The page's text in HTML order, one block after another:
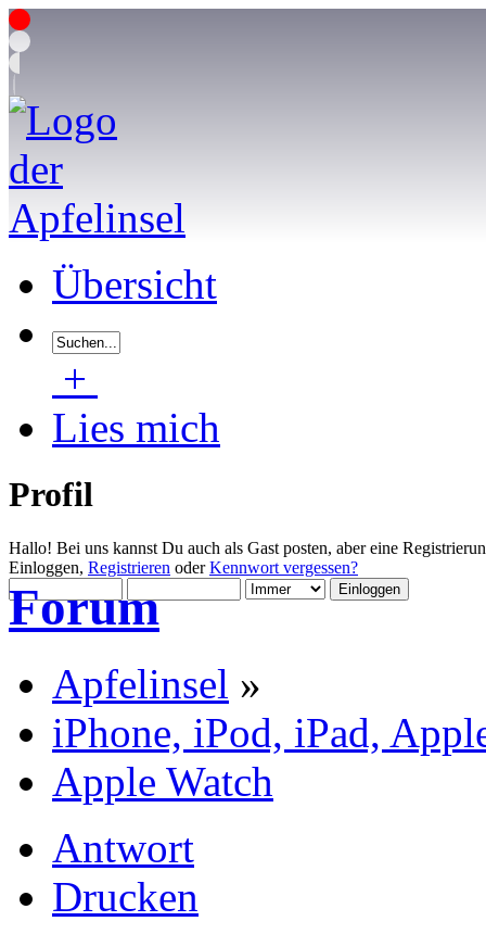
Übersicht
+
Lies mich
Profil
Hallo! Bei uns kannst Du auch als Gast posten, aber eine
Einloggen, Registrieren oderKennwort vergessen?
Forum
Apfelinsel »
iPhone, iPod, iPad,
Apple Watch
Antwort
Drucken